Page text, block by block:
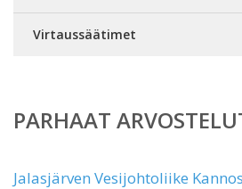
Virtaussäätimet
PARHAAT
Jalasjärven Vesijohtoliike